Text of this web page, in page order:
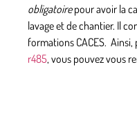
obligatoirepour avoir la
lavage et de chantier. Il
formations CACES. Ainsi,
r485, vous pouvez vous